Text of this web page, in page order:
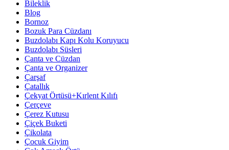
Bileklik
Blog
Bornoz
Bozuk Para Cüzdanı
Buzdolabı Kapı Kolu Koruyucu
Buzdolabı Süsleri
Çanta ve Cüzdan
Çanta ve Organizer
Çarşaf
Çatallık
Çekyat Örtüsü+Kırlent Kılıfı
Çerçeve
Çerez Kutusu
Çiçek Buketi
Çikolata
Çocuk Giyim